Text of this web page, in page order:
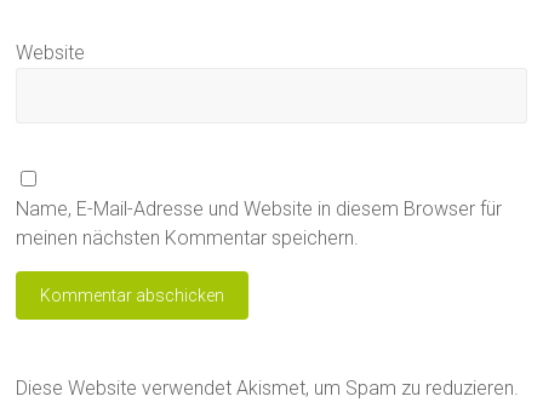
Website
Name, E-Mail-Adresse und Website in diesem Browser für
meinen nächsten Kommentar speichern.
Diese Website verwendet Akismet, um Spam zu reduzieren.